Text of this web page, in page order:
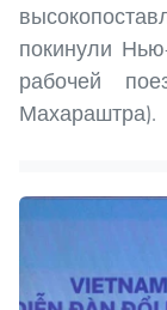
покинули
рабочей
Махараштра).